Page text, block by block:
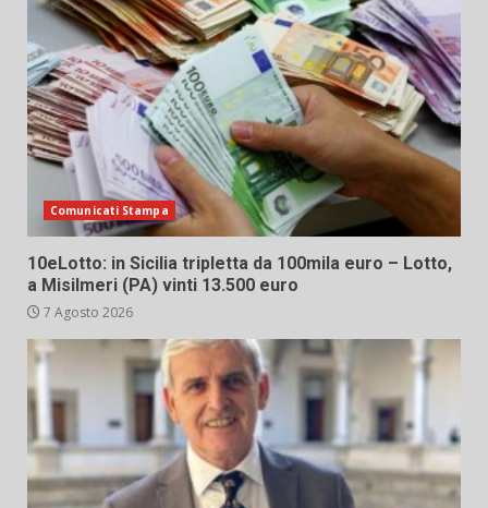
Comunicati Stampa
10eLotto: in Sicilia tripletta da 100mila euro – Lotto,
a Misilmeri (PA) vinti 13.500 euro
7 Agosto 2026